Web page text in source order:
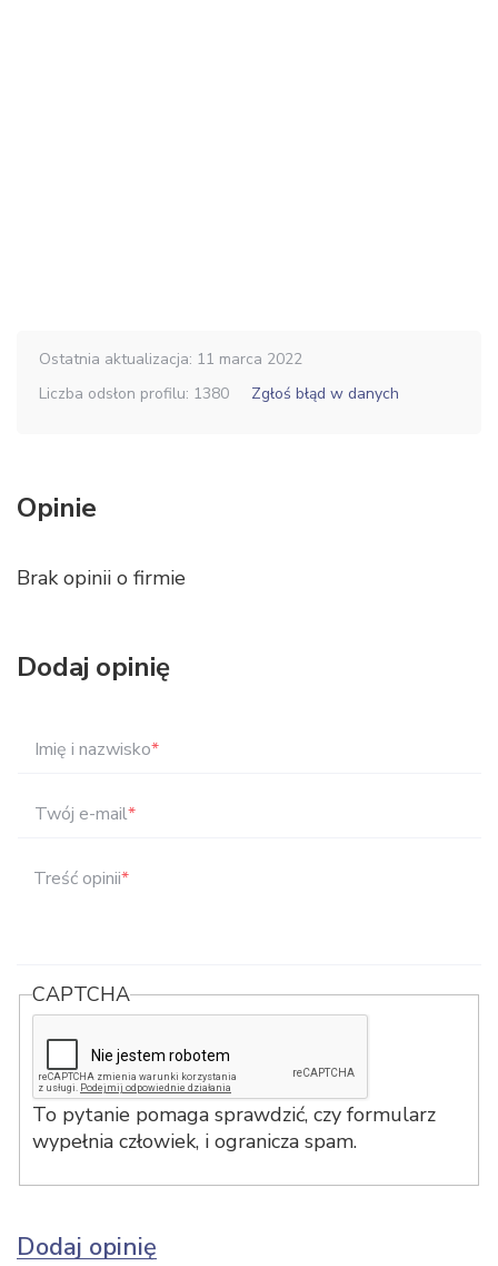
Ostatnia aktualizacja: 11 marca 2022
Liczba odsłon profilu: 1380
Zgłoś błąd w danych
Opinie
Brak opinii o firmie
Dodaj opinię
Imię i nazwisko*
Twój e-mail*
Treść opinii*
CAPTCHA
To pytanie pomaga sprawdzić, czy formularz
wypełnia człowiek, i ogranicza spam.
Dodaj opinię